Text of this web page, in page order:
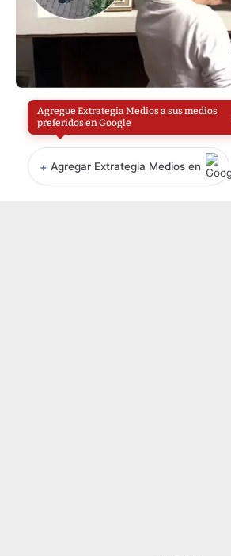
Agregue Extrategia Medios a sus medios
preferidos en Google
+ Agregar Extrategia Medios en